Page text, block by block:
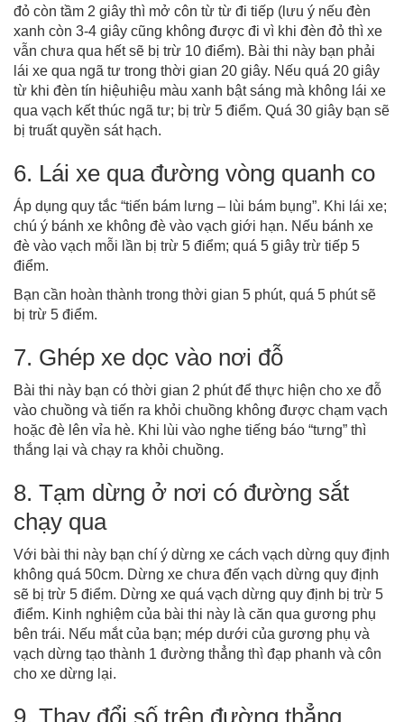
đỏ còn tầm 2 giây thì mở côn từ từ đi tiếp (lưu ý nếu đèn
xanh còn 3-4 giây cũng không được đi vì khi đèn đỏ thì xe
vẫn chưa qua hết sẽ bị trừ 10 điểm). Bài thi này bạn phải
lái xe qua ngã tư trong thời gian 20 giây. Nếu quá 20 giây
từ khi đèn tín hiệuhiệu màu xanh bật sáng mà không lái xe
qua vạch kết thúc ngã tư; bị trừ 5 điểm. Quá 30 giây bạn sẽ
bị truất quyền sát hạch.
6. Lái xe qua đường vòng quanh co
Áp dụng quy tắc “tiến bám lưng – lùi bám bụng”. Khi lái xe;
chú ý bánh xe không đè vào vạch giới hạn. Nếu bánh xe
đè vào vạch mỗi lần bị trừ 5 điểm; quá 5 giây trừ tiếp 5
điểm.
Bạn cần hoàn thành trong thời gian 5 phút, quá 5 phút sẽ
bị trừ 5 điểm.
7. Ghép xe dọc vào nơi đỗ
Bài thi này bạn có thời gian 2 phút để thực hiện cho xe đỗ
vào chuồng và tiến ra khỏi chuồng không được chạm vạch
hoặc đè lên vỉa hè. Khi lùi vào nghe tiếng báo “tưng” thì
thắng lại và chạy ra khỏi chuồng.
8. Tạm dừng ở nơi có đường sắt
chạy qua
Với bài thi này bạn chí ý dừng xe cách vạch dừng quy định
không quá 50cm. Dừng xe chưa đến vạch dừng quy định
sẽ bị trừ 5 điểm. Dừng xe quá vạch dừng quy định bị trừ 5
điểm. Kinh nghiệm của bài thi này là căn qua gương phụ
bên trái. Nếu mắt của bạn; mép dưới của gương phụ và
vạch dừng tạo thành 1 đường thẳng thì đạp phanh và côn
cho xe dừng lại.
9. Thay đổi số trên đường thẳng